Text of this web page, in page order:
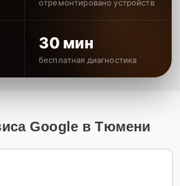
отремонтировано устройств
30 мин
бесплатная диагностика
Google в Тюмени